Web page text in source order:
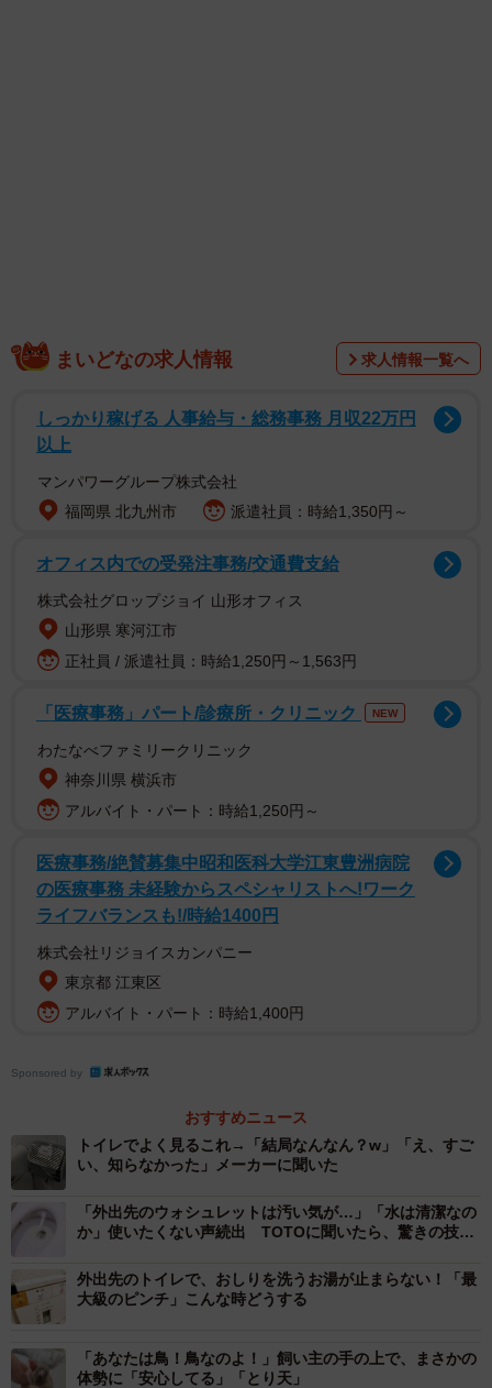
▽ユニットバスが誕生した理由
"急激なホテル需要の建設工期短縮が課題になっていたから"
1963年東京オリンピックの開催にあたり、各国からの観光
客に対応するべく多くのホテルが必要に…。需要が高まる
ニット化し、それをそのまま設置することで工期を大幅に
短縮できた為、工期を早めたいホテル業界はユニットバス
をすぐに採用したとのこと。
※ ユニットバスを世界で初めて採用したのホテルニューオ
ホテルでユニットバスが採用されていったのだとか。その
後、ホテルだけではなくマンションやアパートにも使われ
るように。
ユニットバスを世界で初めて採用したのホテルニューオータニだそう※
画像はイメージです（Yusei/stock.adobe.com）
今ではあって当たり前な存在の「ユニットバス」。誕生の
理由を知ると、ユニットバスの見方がちょっと変わるので
はないでしょうか。
▽出典：HOTEL PAO公式インスタグラム／これ知ってた？
ユニットバスが作られた意外な理由
まいどなの求人情報 求人情報一覧へ
しっかり稼げる 人事給与・総務事務 月収22万円
以上
マンパワーグループ株式会社
福岡県 北九州市
派遣社員：時給1,350円～
オフィス内での受発注事務/交通費支給
株式会社グロップジョイ 山形オフィス
山形県 寒河江市
正社員 / 派遣社員：時給1,250円～1,563円
「医療事務」パート/診療所・クリニック NEW
わたなべファミリークリニック
神奈川県 横浜市
アルバイト・パート：時給1,250円～
医療事務/絶賛募集中昭和医科大学江東豊洲病院
の医療事務 未経験からスペシャリストへ!ワーク
ライフバランスも!/時給1400円
株式会社リジョイスカンパニー
東京都 江東区
アルバイト・パート：時給1,400円
Sponsored by
おすすめニュース
トイレでよく見るこれ→「結局なんなん？w」「え、すご
い、知らなかった」メーカーに聞いた
「外出先のウォシュレットは汚い気が…」「水は清潔なの
か」使いたくない声続出 TOTOに聞いたら、驚きの技術
外出先のトイレで、おしりを洗うお湯が止まらない！「最
大級のピンチ」こんな時どうする
「あなたは鳥！鳥なのよ！」飼い主の手の上で、まさかの
体勢に「安心してる」「とり天」